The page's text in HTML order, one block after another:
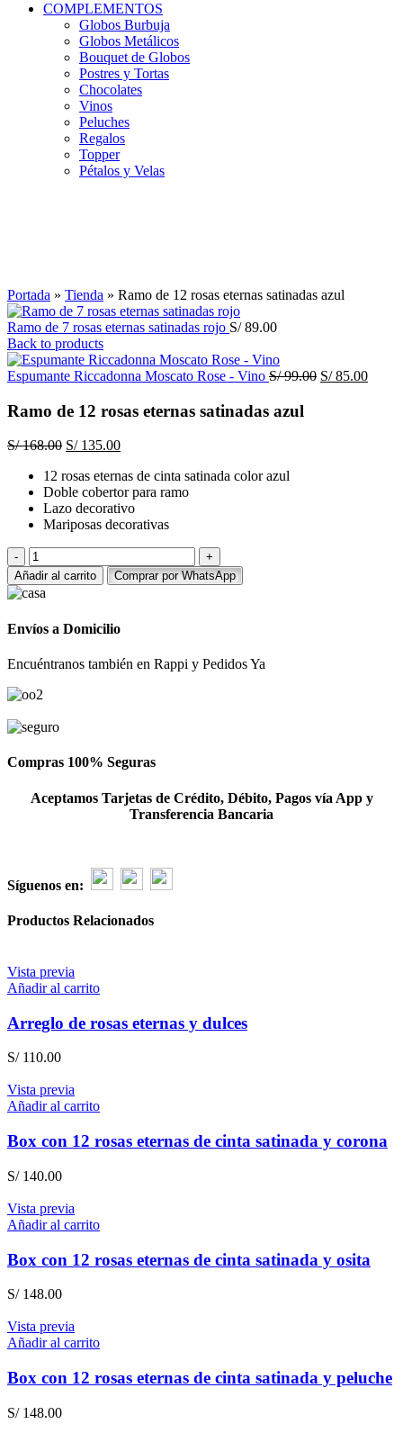
COMPLEMENTOS
Globos Burbuja
Globos Metálicos
Bouquet de Globos
Postres y Tortas
Chocolates
Vinos
Peluches
Regalos
Topper
Pétalos y Velas
Portada » Tienda » Ramo de 12 rosas eternas satinadas azul
Ramo de 7 rosas eternas satinadas rojo S/89.00
Back to products
Espumante Riccadonna Moscato Rose - Vino S/99.00 El
S/85.00El
Ramo de 12 rosas eternas satinadas azul
S/168.00 El
original
era:
S/ 168.00.
S/135.00El
actual
es:
S/ 135.00.
12 rosas eternas de cinta satinada color azul
Doble cobertor para ramo
Lazo decorativo
Mariposas decorativas
Ramo
de
12
rosas
satinadas
cantidad
Añadir al carrito Comprar por WhatsApp
Envíos a Domicilio
Encuéntranos también en Rappi y Pedidos Ya
Compras 100% Seguras
Aceptamos Tarjetas de Crédito, Débito, Pagos vía App y
Transferencia Bancaria
Síguenos en:
Productos Relacionados
Vista previa
Añadir al carrito
Arreglo de rosas eternas y dulces
S/110.00
Vista previa
Añadir al carrito
Box con 12 rosas eternas de cinta satinada y corona
S/140.00
Vista previa
Añadir al carrito
Box con 12 rosas eternas de cinta satinada y osita
S/148.00
Vista previa
Añadir al carrito
Box con 12 rosas eternas de cinta satinada y peluche
S/148.00